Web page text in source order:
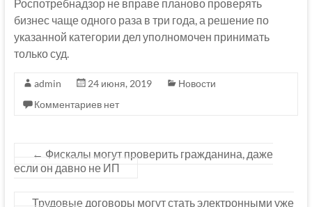
Роспотребнадзор не вправе планово проверять
бизнес чаще одного раза в три года, а решение по
указанной категории дел уполномочен принимать
только суд.
admin 24 июня, 2019
Новости
Комментариев нет
← Фискалы могут проверить гражданина, даже
если он давно не ИП
Трудовые договоры могут стать электронными уже